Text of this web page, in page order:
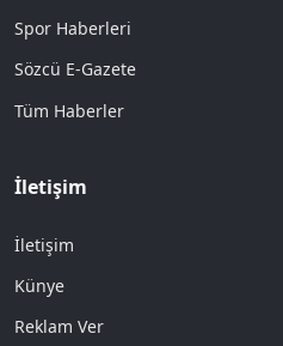
Spor Haberleri
Sözcü E-Gazete
Tüm Haberler
İletişim
İletişim
Künye
Reklam Ver